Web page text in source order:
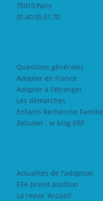
75010 Paris
01.40.05.57.70
Questions générales
Adopter en France
Adopter à l'étranger
Les démarches
Enfants Recherche Famille
Zebulon : le blog ERF
Actualités de l'adoption
EFA prend position
La revue 'Accueil'